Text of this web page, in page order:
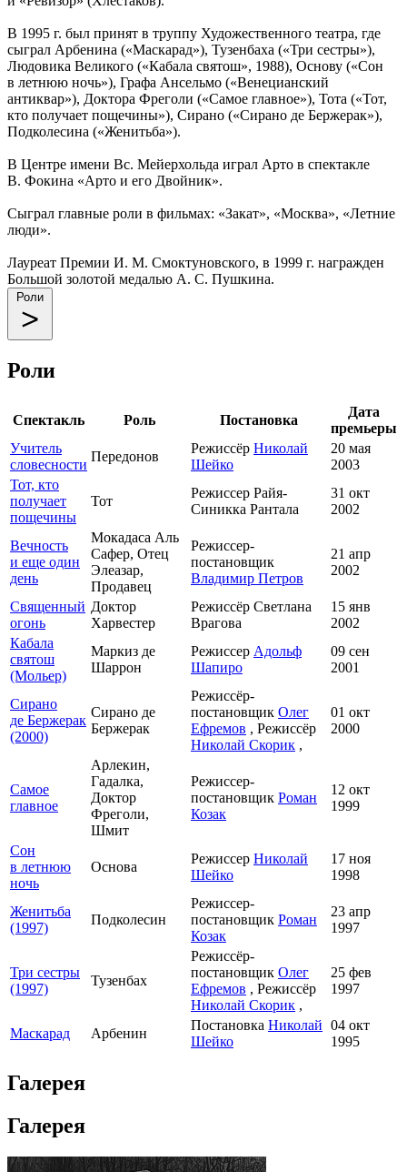
В 1995 г. был принят в труппу Художественного театра, где
сыграл Арбенина («Маскарад»), Тузенбаха («Три сестры»),
Людовика Великого («Кабала святош», 1988), Основу («Сон
в летнюю ночь»), Графа Ансельмо («Венецианский
антиквар»), Доктора Фреголи («Самое главное»), Тота («Тот,
кто получает пощечины»), Сирано («Сирано де Бержерак»),
Подколесина («Женитьба»).
В Центре имени Вс. Мейерхольда играл Арто в спектакле
В. Фокина «Арто и его Двойник».
Сыграл главные роли в фильмах: «Закат», «Москва», «Летние
люди».
Лауреат Премии И. М. Смоктуновского, в 1999 г. награжден
Большой золотой медалью А. С. Пушкина.
Роли
Роли
Спектакль Роль Постановка
Дата
премьеры
Учитель
словесности
Передонов
Режиссёр Николай
Шейко
20 мая
2003
Тот, кто
получает
пощечины
Тот
Режиссер Райя-
Синикка Рантала
31 окт
2002
Вечность
и еще один
день
Мокадаса Аль
Сафер, Отец
Элеазар,
Продавец
Режиссер-
постановщик
Владимир Петров
21 апр
2002
Священный
огонь
Доктор
Харвестер
Режиссёр Светлана
Врагова
15 янв
2002
Кабала
святош
(Мольер)
Маркиз де
Шаррон
Режиссер Адольф
Шапиро
09 сен
2001
Сирано
де Бержерак
(2000)
Сирано де
Бержерак
Режиссёр-
постановщик Олег
Ефремов , Режиссёр
Николай Скорик ,
01 окт
2000
Самое
главное
Арлекин,
Гадалка,
Доктор
Фреголи,
Шмит
Режиссер-
постановщик Роман
Козак
12 окт
1999
Сон
в летнюю
ночь
Основа
Режиссер Николай
Шейко
17 ноя
1998
Женитьба
(1997)
Подколесин
Режиссер-
постановщик Роман
Козак
23 апр
1997
Три сестры
(1997)
Тузенбах
Режиссёр-
постановщик Олег
Ефремов , Режиссёр
Николай Скорик ,
25 фев
1997
Маскарад Арбенин
Постановка Николай
Шейко
04 окт
1995
Галерея
Галерея